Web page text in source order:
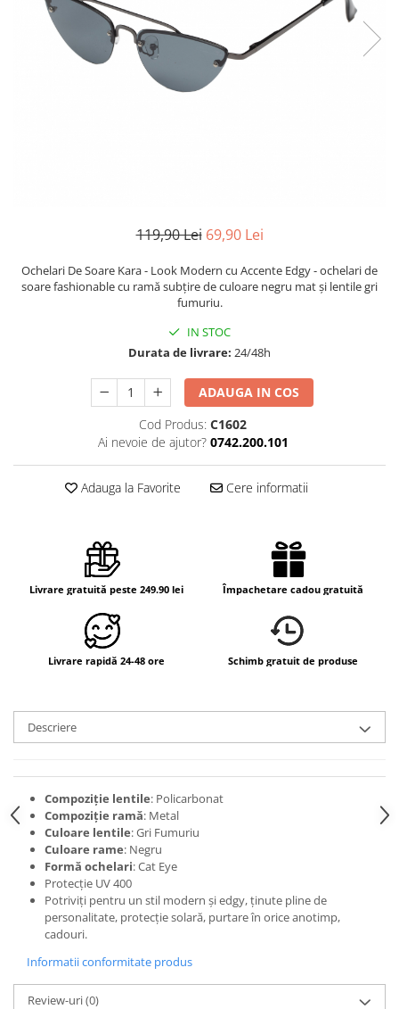
119,90 Lei 69,90 Lei
Ochelari De Soare Kara - Look Modern cu Accente Edgy - ochelari de
soare fashionable cu ramă subțire de culoare negru mat și lentile gri
fumuriu.
IN STOC
Durata de livrare: 24/48h
ADAUGA IN COS
Cod Produs: C1602
Ai nevoie de ajutor? 0742.200.101
Adauga la Favorite Cere informatii
Livrare gratuită peste 249.90 lei Împachetare cadou gratuită
Livrare rapidă 24-48 ore Schimb gratuit de produse
Descriere
Compoziție lentile: Policarbonat
Compoziție ramă: Metal
Culoare lentile: Gri Fumuriu
Culoare rame: Negru
Formă ochelari: Cat Eye
Protecție UV 400
Potriviți pentru un stil modern și edgy, ținute pline de
personalitate, protecție solară, purtare în orice anotimp,
cadouri.
Informatii conformitate produs
Review-uri(0)